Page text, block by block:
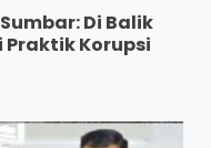
Di Balik
Praktik Korupsi